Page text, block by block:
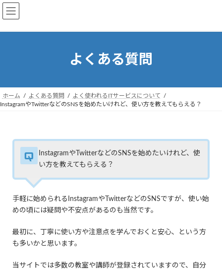
コ
ン
ッ
プ
ナ
ビ
移
動
よくある質問
ホーム よくある質問
よく使われるITサービスについて
InstagramやTwitterなどのSNSを始めたいけれど、使い方を教えてもらえる？
InstagramやTwitterなどのSNSを始めたいけれど、使
い方を教えてもらえる？
手軽に始められるInstagramやTwitterなどのSNSですが、使い始
めの頃には疑問や不安点があるのも当然です。
最初に、丁寧に使い方や注意点を学んでおくと安心、という方
も多いかと思います。
当サイトでは多数の教室や講師が登録されていますので、自分